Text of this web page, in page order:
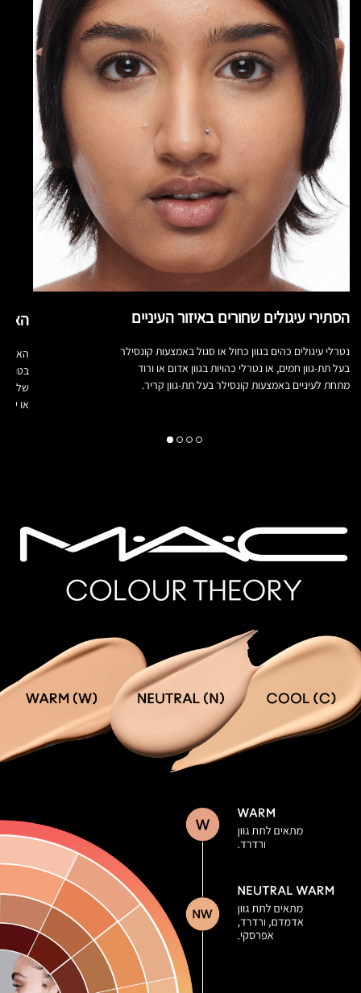
בטון
שלך.
או
הסתירי עיגולים שחורים באיזור העיניים
נטרלי עיגולים כהים בגוון כחול או סגול באמצעות קונסילר
בעל תת-גוון חמים, או נטרלי כהויות בגוון אדום או ורוד
מתחת לעיניים באמצעות קונסילר בעל תת-גוון קריר.